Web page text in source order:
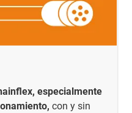
especialmente
con y sin